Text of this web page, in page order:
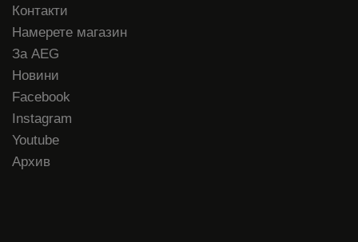
Контакти
Намерете магазин
За AEG
Новини
Facebook
Instagram
Youtube
Архив